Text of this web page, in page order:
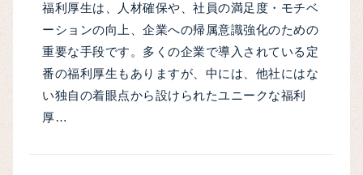
福利厚生は、人材確保や、社員の満足度・モチベ
ーションの向上、企業への帰属意識強化のための
重要な手段です。多くの企業で導入されている定
番の福利厚生もありますが、中には、他社にはな
い独自の着眼点から設けられたユニークな福利
厚…